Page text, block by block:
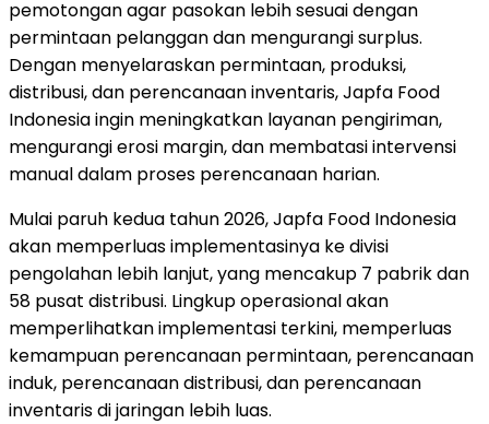
pemotongan agar pasokan lebih sesuai dengan
permintaan pelanggan dan mengurangi surplus.
Dengan menyelaraskan permintaan, produksi,
distribusi, dan perencanaan inventaris, Japfa Food
Indonesia ingin meningkatkan layanan pengiriman,
mengurangi erosi margin, dan membatasi intervensi
manual dalam proses perencanaan harian.
Mulai paruh kedua tahun 2026, Japfa Food Indonesia
akan memperluas implementasinya ke divisi
pengolahan lebih lanjut, yang mencakup 7 pabrik dan
58 pusat distribusi. Lingkup operasional akan
memperlihatkan implementasi terkini, memperluas
kemampuan perencanaan permintaan, perencanaan
induk, perencanaan distribusi, dan perencanaan
inventaris di jaringan lebih luas.